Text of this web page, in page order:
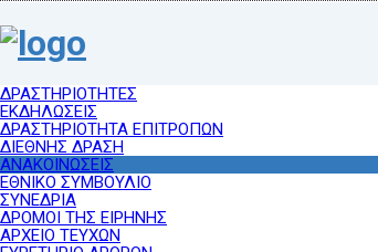
ΔΡΑΣΤΗΡΙΟΤΗΤΕΣ
ΕΚΔΗΛΩΣΕΙΣ
ΔΡΑΣΤΗΡΙΟΤΗΤΑ ΕΠΙΤΡΟΠΩΝ
ΔΙΕΘΝΗΣ ΔΡΑΣΗ
ΑΝΑΚΟΙΝΩΣΕΙΣ
ΕΘΝΙΚΟ ΣΥΜΒΟΥΛΙΟ
ΣΥΝΕΔΡΙΑ
ΔΡΟΜΟΙ ΤΗΣ ΕΙΡΗΝΗΣ
ΑΡΧΕΙΟ ΤΕΥΧΩΝ